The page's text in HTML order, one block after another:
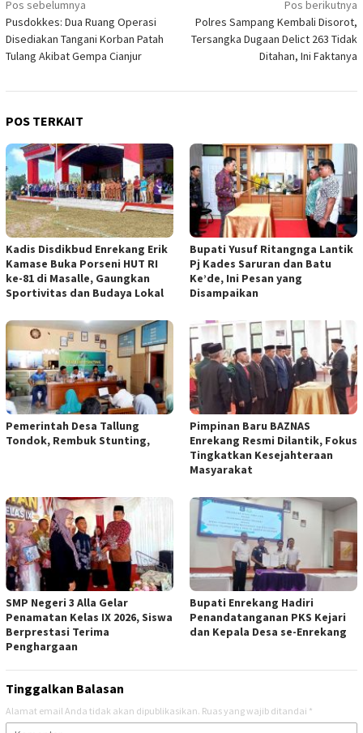
Navigasi
pos
Pos sebelumnya
Pusdokkes: Dua Ruang Operasi
Disediakan Tangani Korban Patah
Tulang Akibat Gempa Cianjur
Pos berikutnya
Polres Sampang Kembali Disorot,
Tersangka Dugaan Delict 263 Tidak
Ditahan, Ini Faktanya
POS TERKAIT
Kadis Disdikbud Enrekang Erik
Kamase Buka Porseni HUT RI
ke-81 di Masalle, Gaungkan
Sportivitas dan Budaya Lokal
Bupati Yusuf Ritangnga Lantik
Pj Kades Saruran dan Batu
Ke’de, Ini Pesan yang
Disampaikan
Pemerintah Desa Tallung
Tondok, Rembuk Stunting,
Pimpinan Baru BAZNAS
Enrekang Resmi Dilantik, Fokus
Tingkatkan Kesejahteraan
Masyarakat
SMP Negeri 3 Alla Gelar
Penamatan Kelas IX 2026, Siswa
Berprestasi Terima
Penghargaan
Bupati Enrekang Hadiri
Penandatanganan PKS Kejari
dan Kepala Desa se-Enrekang
Tinggalkan Balasan
Alamat email Anda tidak akan dipublikasikan. Ruas yang wajib ditandai *